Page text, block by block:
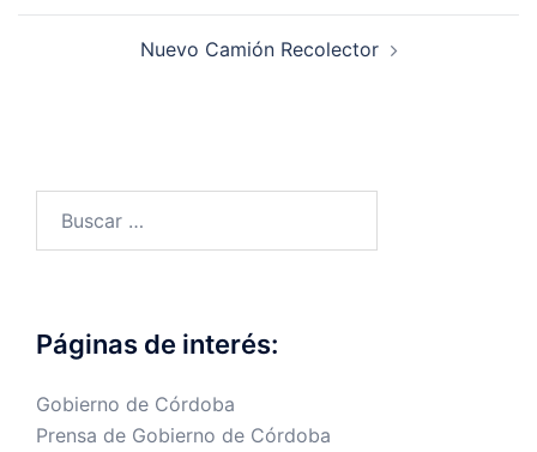
Nuevo Camión Recolector
Páginas de interés:
Gobierno de Córdoba
Prensa de Gobierno de Córdoba